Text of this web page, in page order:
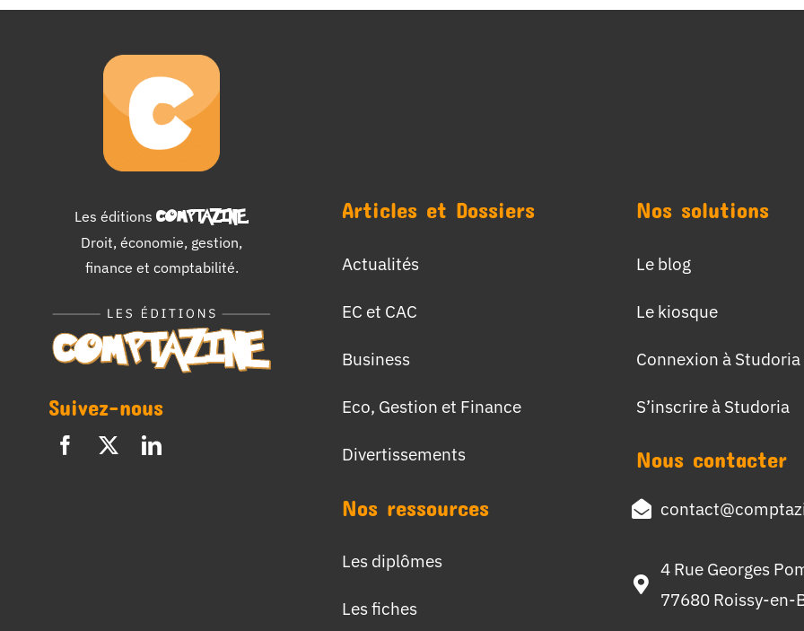
Les éditions COMPTAZINE.
Droit, économie, gestion,
finance et comptabilité.
Suivez-nous
Articles et Dossiers
Actualités
EC et CAC
Business
Eco, Gestion et Finance
Divertissements
Nos ressources
Les diplômes
Les fiches
Nos solutions
Le blog
Le kiosque
Connexion à Studoria
S’inscrire à Studoria
Nous contacter
4 Rue Georges
77680 Roissy-en-